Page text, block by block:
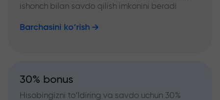
ishonch bilan savdo qilish imkonini beradi
Barchasini ko‘rish
30% bonus
Hisobingizni to‘ldiring va savdo uchun 30%